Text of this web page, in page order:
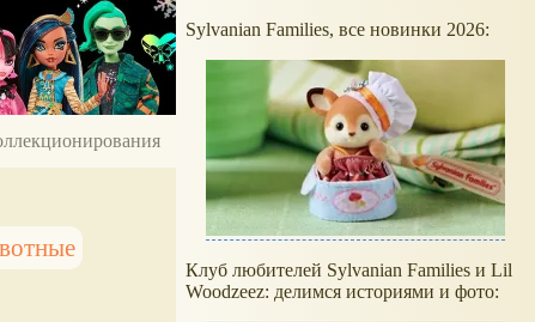
Sylvanian Families, все новинки 2026:
Клуб любителей Sylvanian Families и Lil
Woodzeez: делимся историями и фото: